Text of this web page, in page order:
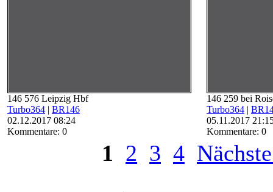
146 576 Leipzig Hbf
Turbo364 | BR146
02.12.2017 08:24
Kommentare: 0
146 259 bei
Turbo364 |
05.11.2017
Kommentare: 0
1 2 3 4